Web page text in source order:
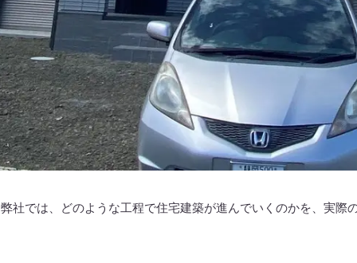
弊社では、どのような工程で住宅建築が進んでいくのかを、実